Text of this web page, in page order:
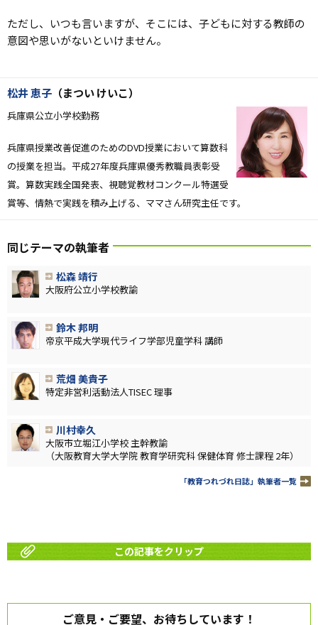
ただし、いつも言いますが、そこには、子どもに対する教師の
意図や思いがないといけません。
松井 恵子 （まつい けいこ）
兵庫県公立小学校勤務
兵庫県授業改善促進のためのDVD授業において算数科
の授業を担当。平成27年度兵庫県優秀教職員表彰受
賞。算数実践全国発表、視聴覚教材コンクール特選受
賞等、情熱で実践を積み上げる、ママさん研究主任です。
同じテーマの執筆者
松森 靖行
大阪府公立小学校教諭
鈴木 邦明
帝京平成大学現代ライフ学部児童学科 講師
荒畑 美貴子
特定非営利活動法人TISEC 理事
川村幸久
大阪市立堀江小学校 主幹教諭
（大阪教育大学大学院 教育学研究科 保健体育 修士課程 2年）
「教育つれづれ日誌」執筆者一覧
この記事をクリップ
ご意見・ご要望、お待ちしています！